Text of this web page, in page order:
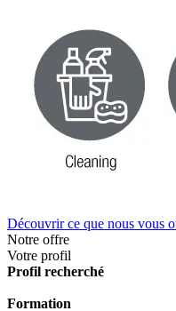
Découvrir ce que nous vous
Notre offre
Votre profil
Profil recherché
Formation